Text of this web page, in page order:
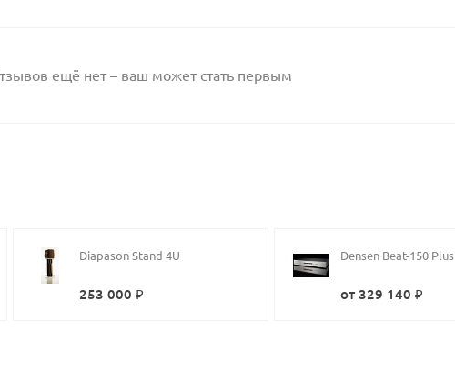
ещё нет – ваш может стать первым
Diapason Stand 4U
253 000 ₽
Densen Beat-150 Plus
от 329 140 ₽